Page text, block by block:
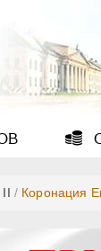
II / Коронация